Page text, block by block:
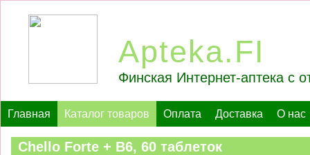
Apteka.FI
Финская Интернет-аптека с
Главная Каталог товаров Оплата Доставка О нас
Chello Forte + B6, 60 таблеток